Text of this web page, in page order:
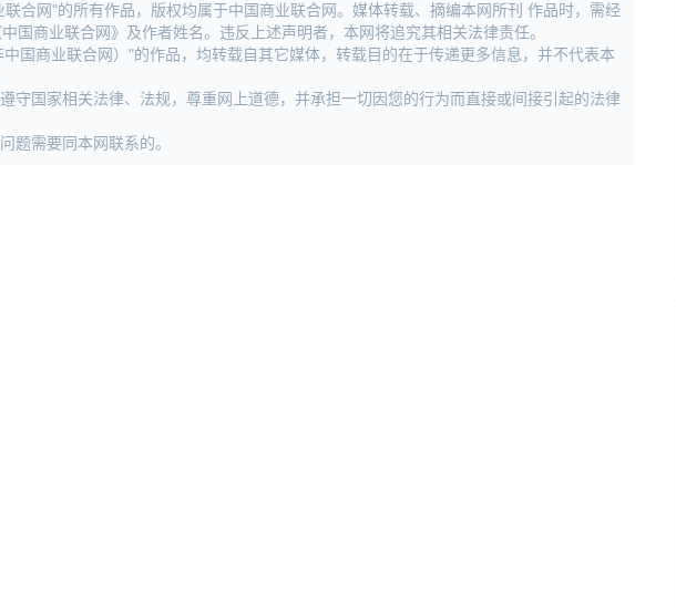
联合网"的所有作品，版权均属于中国商业联合网。媒体转载、摘编本网所刊 作品时，需经
国商业联合网》及作者姓名。违反上述声明者，本网将追究其相关法律责任。
中国商业联合网）"的作品，均转载自其它媒体，转载目的在于传递更多信息，并不代表本
守国家相关法律、法规，尊重网上道德，并承担一切因您的行为而直接或间接引起的法律
题需要同本网联系的。